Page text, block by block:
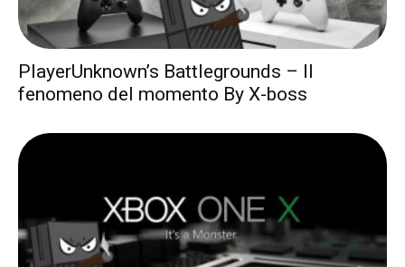
PlayerUnknown’s Battlegrounds – Il
fenomeno del momento By X-boss